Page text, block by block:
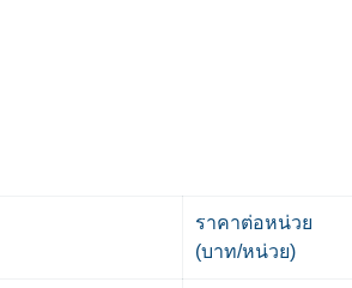
ราคาต่อหน่วย
(บาท/หน่วย)